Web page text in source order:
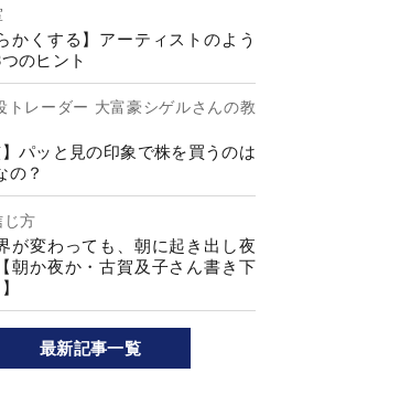
かくする】アーティストのよう
のヒント
トレーダー 大富豪シゲルさんの教
】パッと見の印象で株を買うのは
の？
方
が変わっても、朝に起き出し夜
朝か夜か・古賀及子さん書き下
最新記事一覧